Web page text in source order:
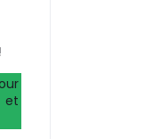
et